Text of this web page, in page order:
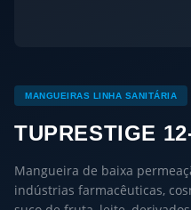
MANGUEIRAS LINHA SANITÁRIA
TUPRESTIGE
Mangueira de baixa
indústrias farmacêuticas,